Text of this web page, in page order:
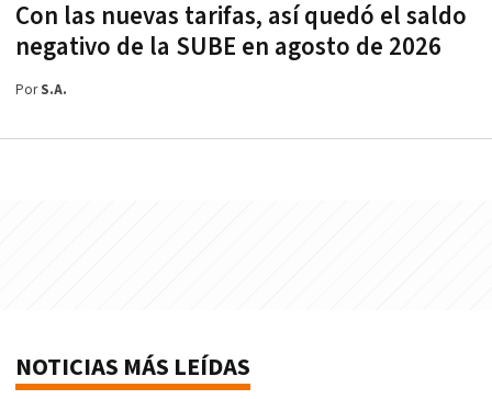
Con las nuevas tarifas, así quedó el saldo
negativo de la SUBE en agosto de 2026
PorS.A.
NOTICIAS MÁS LEÍDAS